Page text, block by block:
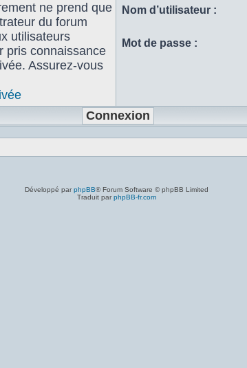
ne prend que
du forum
utilisateurs
pris connaissance
Assurez-vous
Nom d’utilisateur :
Mot de passe :
Développé par phpBB® Forum Software © phpBB Limited
Traduit par phpBB-fr.com